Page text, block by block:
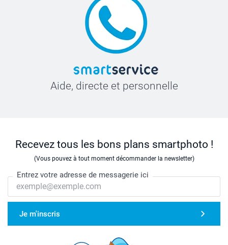
Aide, directe et personnelle
Recevez tous les bons plans smartphoto !
(Vous pouvez à tout moment décommander la newsletter)
Entrez votre adresse de messagerie ici
Je m'inscris